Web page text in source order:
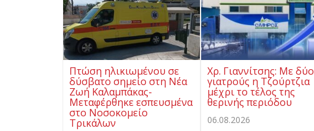
Πτώση ηλικιωμένου σε
δύσβατο σημείο στη Νέα
Ζωή Καλαμπάκας-
Μεταφέρθηκε εσπευσμένα
στο Νοσοκομείο
Τρικάλων
Χρ. Γιαννίτσης: Με δύο
γιατρούς η Τζούρτζια
μέχρι το τέλος της
θερινής περιόδου
06.08.2026